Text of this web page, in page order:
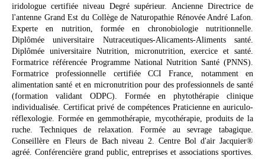
iridologue certifiée niveau Degré supérieur. Ancienne Directrice de
l'antenne Grand Est du Collège de Naturopathie Rénovée André Lafon.
Experte en nutrition, formée en chronobiologie nutritionnelle.
Diplômée universitaire Nutraceutiques-Alicaments-Aliments santé.
Diplômée universitaire Nutrition, micronutrition, exercice et santé.
Formatrice référencée Programme National Nutrition Santé (PNNS).
Formatrice professionnelle certifiée CCI France, notamment en
alimentation santé et en micronutrition pour des professionnels de santé
(formation validant ODPC). Formée en phytothérapie clinique
individualisée. Certificat privé de compétences Praticienne en auriculo-
réflexologie. Formée en gemmothérapie, mycothérapie, produits de la
ruche. Techniques de relaxation. Formée au sevrage tabagique.
Conseillère en Fleurs de Bach niveau 2. Centre Bol d'air Jacquier®
agréé. Conférencière grand public, entreprises et associations sportives.